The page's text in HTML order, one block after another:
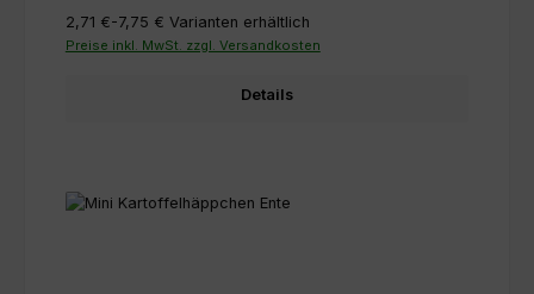
2,71 €-7,75 € Varianten erhältlich
Preise inkl. MwSt. zzgl. Versandkosten
Details